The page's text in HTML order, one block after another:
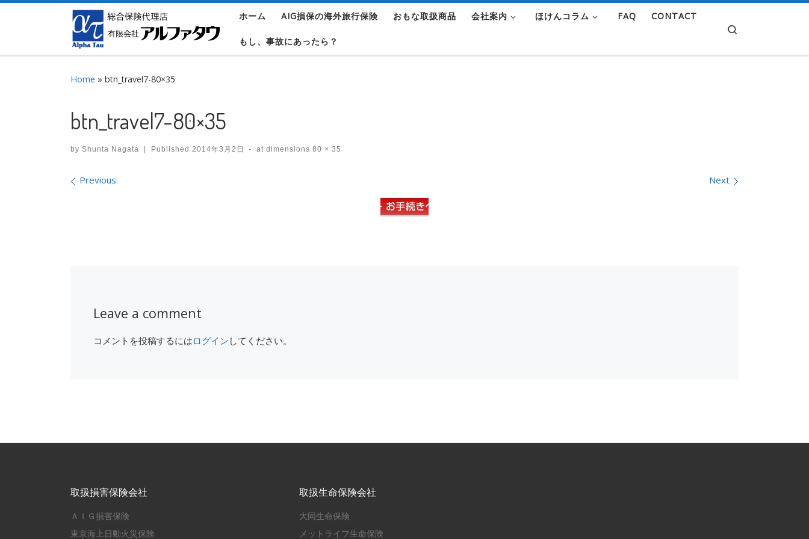
Skip to content ホーム AIG損保の海外旅行保険 おもな取扱商品 会社案内 ほけんコラム FAQ CONTACT
もし、事故にあったら？
Home » btn_travel7-80×35
btn_travel7-80×35
by Shunta Nagata Published 2014年3月2日 - at dimensions 80 × 35
Images navigation
Previous Next
Leave a comment
コメントを投稿するにはログイン してください。
取扱損害保険会社
ＡＩＧ損害保険
東京海上日動火災保険
取扱生命保険会社
大同生命保険
メットライフ生命保険